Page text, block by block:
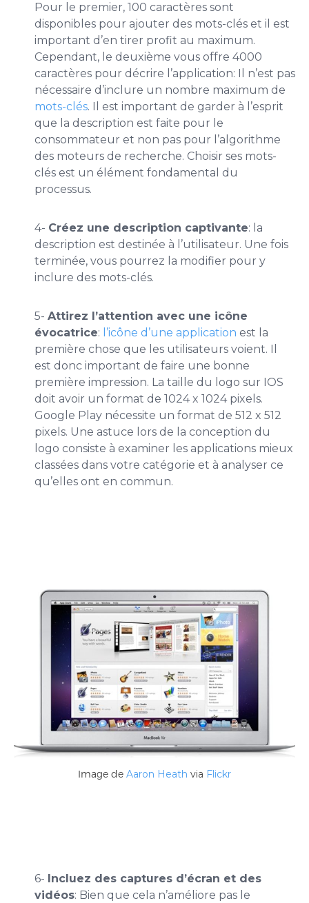
Pour le premier, 100 caractères sont
disponibles pour ajouter des mots-clés et il est
important d’en tirer profit au maximum.
Cependant, le deuxième vous offre 4000
caractères pour décrire l’application: Il n’est pas
nécessaire d’inclure un nombre maximum de
mots-clés. Il est important de garder à l’esprit
que la description est faite pour le
consommateur et non pas pour l’algorithme
des moteurs de recherche. Choisir ses mots-
clés est un élément fondamental du
processus.
4- Créez une description captivante: la
description est destinée à l’utilisateur. Une fois
terminée, vous pourrez la modifier pour y
inclure des mots-clés.
5- Attirez l’attention avec une icône
évocatrice: l’icône d’une application est la
première chose que les utilisateurs voient. Il
est donc important de faire une bonne
première impression. La taille du logo sur IOS
doit avoir un format de 1024 x 1024 pixels.
Google Play nécessite un format de 512 x 512
pixels. Une astuce lors de la conception du
logo consiste à examiner les applications mieux
classées dans votre catégorie et à analyser ce
qu’elles ont en commun.
Image de Aaron Heath via Flickr
6- Incluez des captures d’écran et des
vidéos: Bien que cela n’améliore pas le